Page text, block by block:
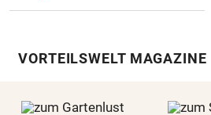
VORTEILSWELT MAGAZINE